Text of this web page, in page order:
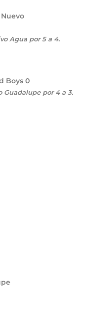
Agua por 5 a 4.
Boys 0
por 4 a 3.